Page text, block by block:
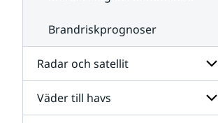
Brandriskprognoser
Radar och satellit
Väder till havs